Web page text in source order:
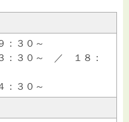
：３０～
：３０～ ／ １８：
：３０～